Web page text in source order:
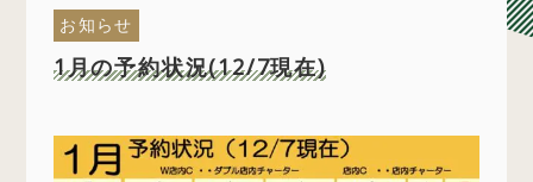
お知らせ
1月の予約状況(12/7現在)